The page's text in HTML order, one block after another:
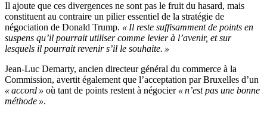
Il ajoute que ces divergences ne sont pas le fruit du hasard, mais
constituent au contraire un pilier essentiel de la stratégie de
négociation de Donald Trump. « Il reste suffisamment de points en
suspens qu’il pourrait utiliser comme levier à l’avenir, et sur
lesquels il pourrait revenir s’il le souhaite. »
Jean-Luc Demarty, ancien directeur général du commerce à la
Commission, avertit également que l’acceptation par Bruxelles d’un
« accord » où tant de points restent à négocier « n’est pas une bonne
méthode ».